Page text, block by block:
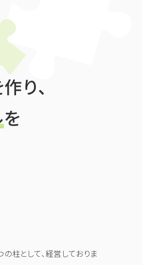
り、
を
柱として、経営しておりま